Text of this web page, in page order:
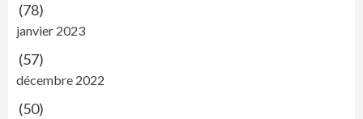
(78)
janvier 2023
(57)
décembre 2022
(50)